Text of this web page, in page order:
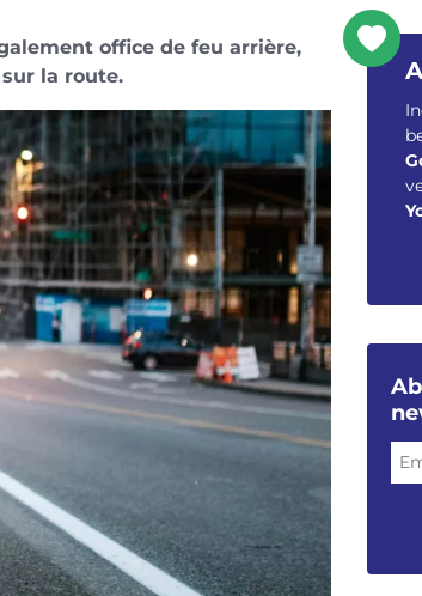
office de feu arrière,
la route.